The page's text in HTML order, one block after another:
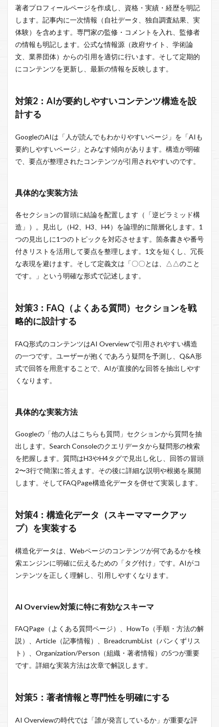
著者プロフィールページを作成し、資格・実績・経歴を明記
します。記事内に一次情報（自社データ、独自調査結果、実
体験）を含めます。専門家の監修・コメントを入れ、監修者
の情報も明記します。公式な情報源（政府サイト、学術論
文、業界団体）からの引用を適切に行います。そして定期的
にコンテンツを更新し、最新の情報を反映します。
対策2：AIが要約しやすいコンテンツ構造を設
計する
GoogleのAIは「人が読んでもわかりやすいページ」を「AIも
要約しやすいページ」とみなす傾向があります。構造が明確
で、要点が整理されたコンテンツが引用されやすいのです。
具体的な実装方法
各セクションの冒頭に結論を配置します（「逆ピラミッド構
造」）。見出し（H2、H3、H4）を論理的に階層化します。1
つの見出しに1つのトピックを対応させます。箇条書きや番号
付きリストを活用して要点を整理します。1文を短くし、冗長
な表現を避けます。そして定義文は「〇〇とは、△△のこと
です。」という明確な形式で記述します。
対策3：FAQ（よくある質問）セクションを戦
略的に設計する
FAQ形式のコンテンツはAI Overviewで引用されやすい構造
の一つです。ユーザーが抱くであろう疑問を予測し、Q&A形
式で回答を用意することで、AIが直接的な回答を抽出しやす
くなります。
具体的な実装方法
Googleの「他の人はこちらも質問」セクションから質問を抽
出します。Search Consoleのクエリデータから疑問形の検索
を把握します。質問はH3やH4タグで見出し化し、回答の冒頭
2〜3行で簡潔に答えます。その後に詳細な説明や根拠を展開
します。そしてFAQPage構造化データを併せて実装します。
対策4：構造化データ（スキーママークアッ
プ）を実装する
構造化データは、Webページのコンテンツが何であるかを検
索エンジンに明確に伝えるための「タグ付け」です。AIがコ
ンテンツを正しく理解し、引用しやすくなります。
AI Overview対策に特に有効なスキーマ
FAQPage（よくある質問ページ）、HowTo（手順・方法の解
説）、Article（記事情報）、BreadcrumbList（パンくずリス
ト）、Organization/Person（組織・著者情報）の5つが重要
です。詳細な実装方法は次章で解説します。
対策5：著者情報と専門性を明確にする
AI Overviewの時代では「誰が発言しているか」が重要な評